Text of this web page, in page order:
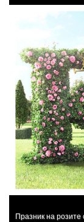
Празник на розите